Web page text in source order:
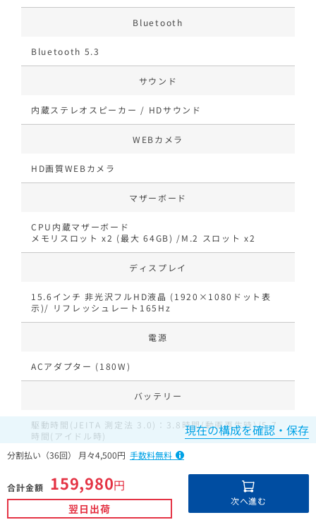
現在の構成を確認・保存
分割払い（36回） 月々4,500円 手数料無料
合計金額 159,980円
翌日出荷
次へ進む
Bluetooth
Bluetooth 5.3
サウンド
内蔵ステレオスピーカー / HDサウンド
WEBカメラ
HD画質WEBカメラ
マザーボード
CPU内蔵マザーボード
メモリスロット x2 (最大 64GB) /M.2 スロット x2
ディスプレイ
15.6インチ 非光沢フルHD液晶 (1920×1080ドット表
示)/ リフレッシュレート165Hz
電源
ACアダプター (180W)
バッテリー
駆動時間(JEITA 測定法 3.0)：3.8時間(動画再生時)/5.7
時間(アイドル時)
光学ドライブ無し